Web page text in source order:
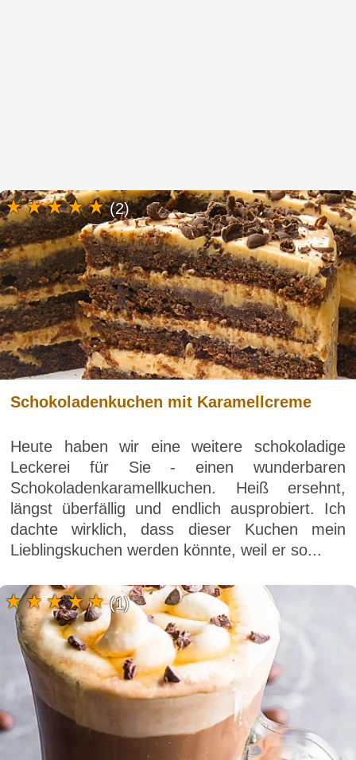
Schokoladenkuchen mit Karamellcreme
Heute haben wir eine weitere schokoladige
Leckerei für Sie - einen wunderbaren
Schokoladenkaramellkuchen. Heiß ersehnt,
längst überfällig und endlich ausprobiert. Ich
dachte wirklich, dass dieser Kuchen mein
Lieblingskuchen werden könnte, weil er so...
(2)
(1)